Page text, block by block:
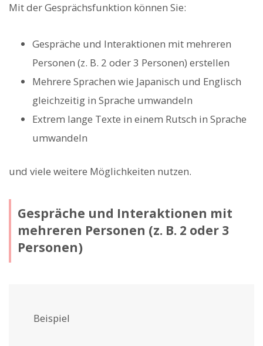
Mit der Gesprächsfunktion können Sie:
Gespräche und Interaktionen mit mehreren
Personen (z. B. 2 oder 3 Personen) erstellen
Mehrere Sprachen wie Japanisch und Englisch
gleichzeitig in Sprache umwandeln
Extrem lange Texte in einem Rutsch in Sprache
umwandeln
und viele weitere Möglichkeiten nutzen.
Gespräche und Interaktionen mit
mehreren Personen (z. B. 2 oder 3
Personen)
Beispiel